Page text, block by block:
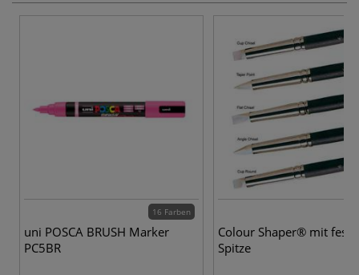
16 Farben
uni POSCA BRUSH Marker
PC5BR
Colour Shaper® mit
Spitze